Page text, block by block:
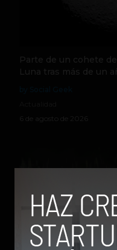
Parte de un cohete
Luna tras más de un
6 de agosto de 2026